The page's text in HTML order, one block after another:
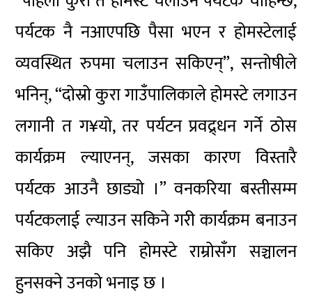
पर्यटक नै नआएपछि पैसा भएन र होमस्टेलाई
व्यवस्थित रुपमा चलाउन सकिएन्”, सन्तोषीले
भनिन्, “दोस्रो कुरा गाउँपालिकाले होमस्टे लगाउन
लगानी त ग¥यो, तर पर्यटन प्रवद्र्धन गर्ने ठोस
कार्यक्रम ल्याएनन्, जसका कारण विस्तारै
पर्यटक आउनै छाड्यो ।” वनकरिया बस्तीसम्म
पर्यटकलाई ल्याउन सकिने गरी कार्यक्रम बनाउन
सकिए अझै पनि होमस्टे राम्रोसँग सञ्चालन
हुनसक्ने उनको भनाइ छ ।